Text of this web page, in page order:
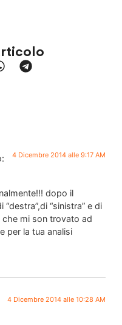
4 Dicembre 2014 alle 9:17 AM
dopo il
“sinistra” e di
che mi son trovato ad
per la tua analisi
4 Dicembre 2014 alle 10:28 AM